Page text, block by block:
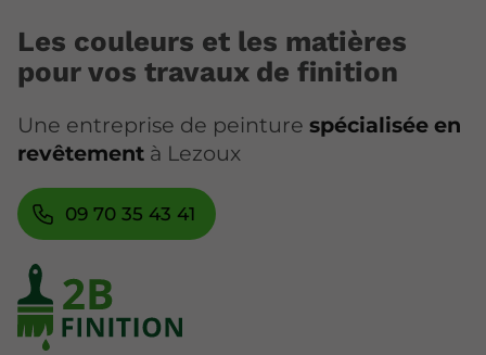
Les couleurs et les matières
pour vos travaux de finition
Une entreprise de peinture spécialisée en
revêtement à Lezoux
09 70 35 43 41